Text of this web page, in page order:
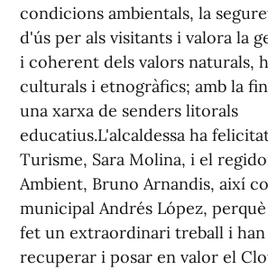
condicions ambientals, la
d'ús per als visitants i valora la
i coherent dels valors naturals,
culturals i etnogràfics; amb la
una xarxa de senders litorals
educatius.L'alcaldessa ha
Turisme, Sara Molina, i el
Ambient, Bruno Arnandis, així
municipal Andrés López,
fet un extraordinari treball i
recuperar i posar en valor el